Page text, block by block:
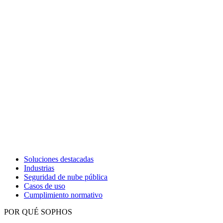
Soluciones destacadas
Industrias
Seguridad de nube pública
Casos de uso
Cumplimiento normativo
POR QUÉ SOPHOS